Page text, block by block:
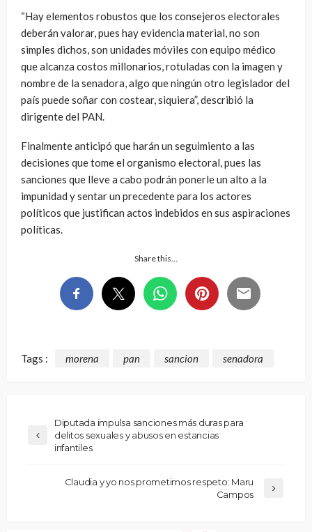
“Hay elementos robustos que los consejeros electorales
deberán valorar, pues hay evidencia material, no son
simples dichos, son unidades móviles con equipo médico
que alcanza costos millonarios, rotuladas con la imagen y
nombre de la senadora, algo que ningún otro legislador del
país puede soñar con costear, siquiera”, describió la
dirigente del PAN.
Finalmente anticipó que harán un seguimiento a las
decisiones que tome el organismo electoral, pues las
sanciones que lleve a cabo podrán ponerle un alto a la
impunidad y sentar un precedente para los actores
políticos que justifican actos indebidos en sus aspiraciones
políticas.
Share this…
Tags : morena pan sancion senadora
Diputada impulsa sanciones más duras para
delitos sexuales y abusos en estancias
infantiles
Claudia y yo nos prometimos respeto: Maru
Campos